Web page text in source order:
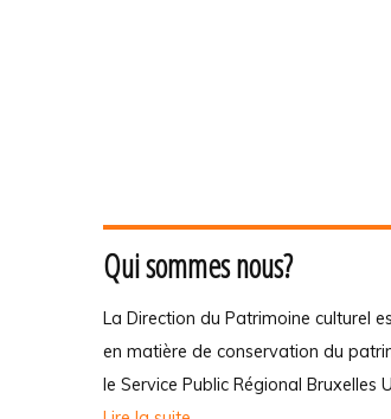
Qui sommes nous?
La Direction du Patrimoine culturel
en matière de conservation du
le Service Public Régional Bruxelles